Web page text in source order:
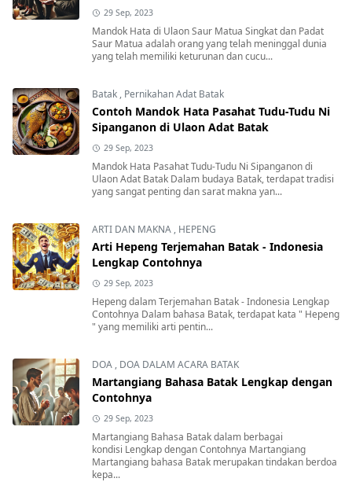
29 Sep, 2023
Mandok Hata di Ulaon Saur Matua Singkat dan Padat
Saur Matua adalah orang yang telah meninggal dunia
yang telah memiliki keturunan dan cucu...
Batak , Pernikahan Adat Batak
Contoh Mandok Hata Pasahat Tudu-Tudu Ni
Sipanganon di Ulaon Adat Batak
29 Sep, 2023
Mandok Hata Pasahat Tudu-Tudu Ni Sipanganon di
Ulaon Adat Batak Dalam budaya Batak, terdapat tradisi
yang sangat penting dan sarat makna yan...
ARTI DAN MAKNA , HEPENG
Arti Hepeng Terjemahan Batak - Indonesia
Lengkap Contohnya
29 Sep, 2023
Hepeng dalam Terjemahan Batak - Indonesia Lengkap
Contohnya Dalam bahasa Batak, terdapat kata " Hepeng
" yang memiliki arti pentin...
DOA , DOA DALAM ACARA BATAK
Martangiang Bahasa Batak Lengkap dengan
Contohnya
29 Sep, 2023
Martangiang Bahasa Batak dalam berbagai
kondisi Lengkap dengan Contohnya Martangiang
Martangiang bahasa Batak merupakan tindakan berdoa
kepa...